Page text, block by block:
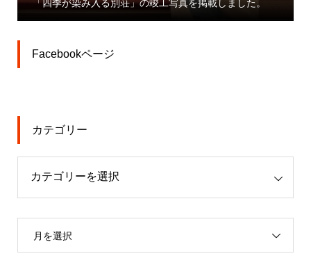
した。 業」プレスリリース
Facebookページ
カテゴリー
月を選択